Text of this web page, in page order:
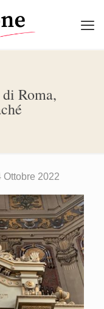
Roma,
Ottobre 2022